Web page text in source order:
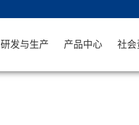
研发与生产 产品中心 社会